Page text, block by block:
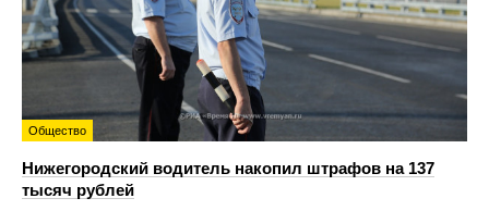
Общество
Нижегородский водитель накопил штрафов на 137
тысяч рублей